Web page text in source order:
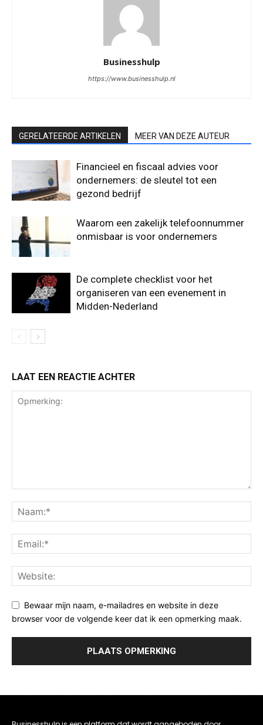
Businesshulp
https://www.businesshulp.nl
GERELATEERDE ARTIKELEN MEER VAN DEZE AUTEUR
Financieel en fiscaal advies voor
ondernemers: de sleutel tot een
gezond bedrijf
Waarom een zakelijk telefoonnummer
onmisbaar is voor ondernemers
De complete checklist voor het
organiseren van een evenement in
Midden-Nederland
LAAT EEN REACTIE ACHTER
Bewaar mijn naam, e-mailadres en website in deze
browser voor de volgende keer dat ik een opmerking maak.